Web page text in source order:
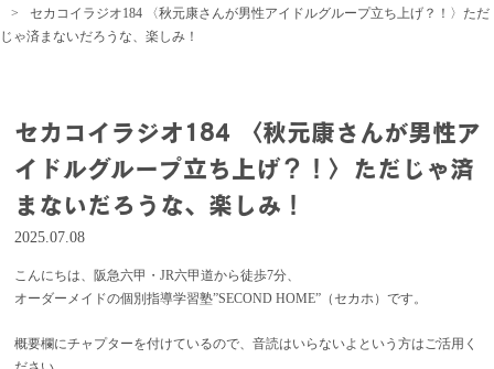
セカコイラジオ184 〈秋元康さんが男性アイドルグループ立ち上げ？！〉ただ
じゃ済まないだろうな、楽しみ！
セカコイラジオ184 〈秋元康さんが男性ア
イドルグループ立ち上げ？！〉ただじゃ済
まないだろうな、楽しみ！
2025.07.08
こんにちは、阪急六甲・JR六甲道から徒歩7分、
オーダーメイドの個別指導学習塾”SECOND HOME”（セカホ）です。
概要欄にチャプターを付けているので、音読はいらないよという方はご活用く